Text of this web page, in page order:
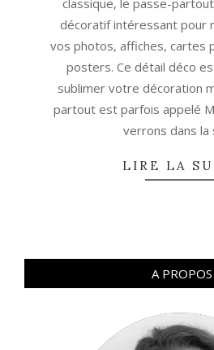
classique, le passe-
décoratif intéressant pour
vos photos, affiches, cartes
posters. Ce détail déco
sublimer votre décoration
partout est parfois appelé
verrons dans la
LIRE LA
A PROPOS